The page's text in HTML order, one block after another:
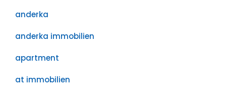
anderka
anderka immobilien
apartment
at immobilien